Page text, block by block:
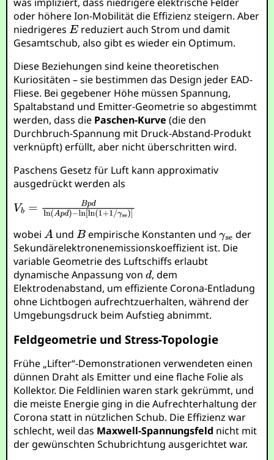
oder höhere Ion-Mobilität die Effizienz steigern. Aber
niedrigeres
reduziert auch Strom und damit
Gesamtschub, also gibt es wieder ein Optimum.
Diese Beziehungen sind keine theoretischen
Kuriositäten – sie bestimmen das Design jeder EAD-
Fliese. Bei gegebener Höhe müssen Spannung,
Spaltabstand und Emitter-Geometrie so abgestimmt
werden, dass die Paschen-Kurve (die den
Durchbruch-Spannung mit Druck-Abstand-Produkt
verknüpft) erfüllt, aber nicht überschritten wird.
Paschens Gesetz für Luft kann approximativ
ausgedrückt werden als
wobei und empirische Konstanten und
der
Sekundärelektronenemissionskoeffizient ist. Die
variable Geometrie des Luftschiffs erlaubt
dynamische Anpassung von , dem
Elektrodenabstand, um effiziente Corona-Entladung
ohne Lichtbogen aufrechtzuerhalten, während der
Umgebungsdruck beim Aufstieg abnimmt.
Feldgeometrie und Stress-Topologie
Frühe „Lifter“-Demonstrationen verwendeten einen
dünnen Draht als Emitter und eine flache Folie als
Kollektor. Die Feldlinien waren stark gekrümmt, und
die meiste Energie ging in die Aufrechterhaltung der
Corona statt in nützlichen Schub. Die Effizienz war
schlecht, weil das Maxwell-Spannungsfeld nicht mit
der gewünschten Schubrichtung ausgerichtet war.